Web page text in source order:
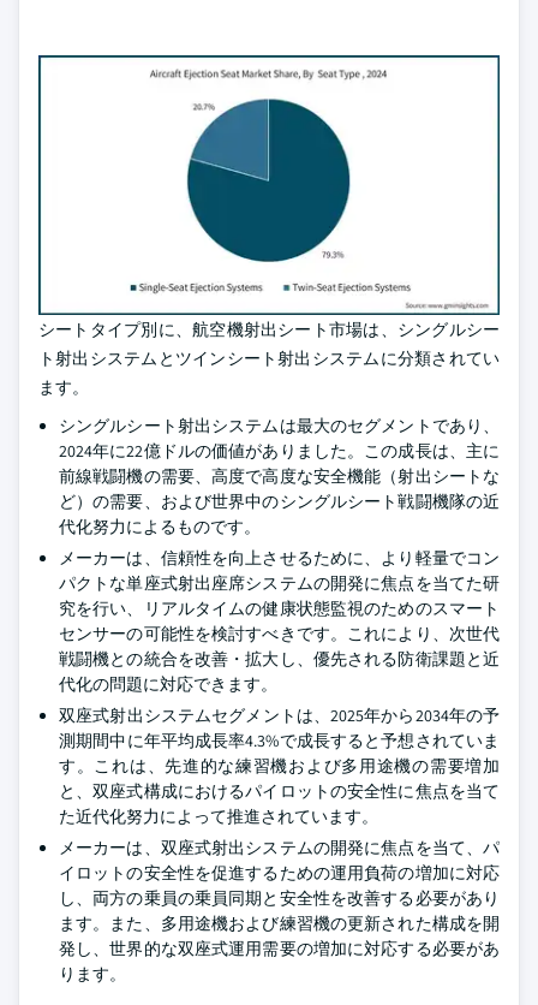
シートタイプ別に、航空機射出シート市場は、シングルシー
ト射出システムとツインシート射出システムに分類されてい
ます。
シングルシート射出システムは最大のセグメントであり、
2024年に22億ドルの価値がありました。この成長は、主に
前線戦闘機の需要、高度で高度な安全機能（射出シートな
ど）の需要、および世界中のシングルシート戦闘機隊の近
代化努力によるものです。
メーカーは、信頼性を向上させるために、より軽量でコン
パクトな単座式射出座席システムの開発に焦点を当てた研
究を行い、リアルタイムの健康状態監視のためのスマート
センサーの可能性を検討すべきです。これにより、次世代
戦闘機との統合を改善・拡大し、優先される防衛課題と近
代化の問題に対応できます。
双座式射出システムセグメントは、2025年から2034年の予
測期間中に年平均成長率4.3%で成長すると予想されていま
す。これは、先進的な練習機および多用途機の需要増加
と、双座式構成におけるパイロットの安全性に焦点を当て
た近代化努力によって推進されています。
メーカーは、双座式射出システムの開発に焦点を当て、パ
イロットの安全性を促進するための運用負荷の増加に対応
し、両方の乗員の乗員同期と安全性を改善する必要があり
ます。また、多用途機および練習機の更新された構成を開
発し、世界的な双座式運用需要の増加に対応する必要があ
ります。